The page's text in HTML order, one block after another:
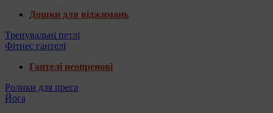
Дошки для віджимань
Тренувальні петлі
Фітнес гантелі
Гантелі неопренові
Ролики для преса
Йога